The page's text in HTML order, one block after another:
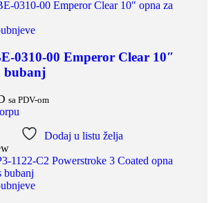
0310-00 Emperor Clear 10″
bubanj
sa PDV-om
Dodaj u listu želja